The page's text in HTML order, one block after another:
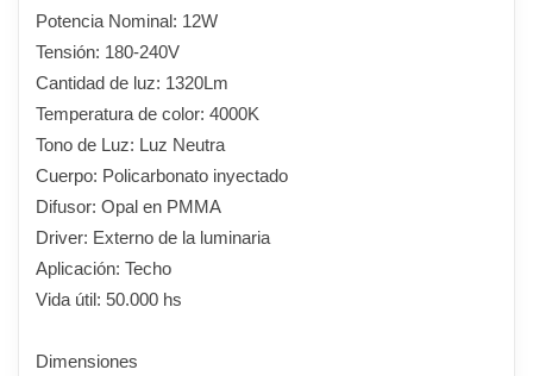
Potencia Nominal: 12W
Tensión: 180-240V
Cantidad de luz: 1320Lm
Temperatura de color: 4000K
Tono de Luz: Luz Neutra
Cuerpo: Policarbonato inyectado
Difusor: Opal en PMMA
Driver: Externo de la luminaria
Aplicación: Techo
Vida útil: 50.000 hs
Dimensiones